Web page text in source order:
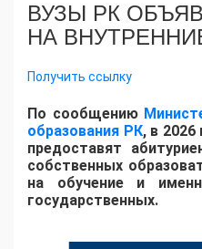
ВУЗЫ РК
НА
Получить ссылку
По сообщению
образования РК, в 2026
предоставят
собственных
на обучение и
государственных.